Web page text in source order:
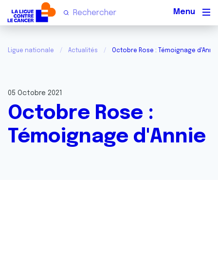
Ligue nationale Actualités Octobre Rose : Témoignage d'Annie
05 Octobre 2021
Octobre Rose :
Témoignage d'Annie